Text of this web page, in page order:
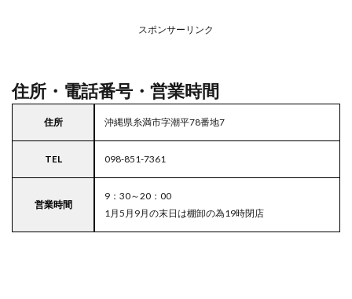
スポンサーリンク
住所・電話番号・営業時間
住所 沖縄県糸満市字潮平78番地7
TEL 098-851-7361
営業時間
9：30～20：00
1月5月9月の末日は棚卸の為19時閉店